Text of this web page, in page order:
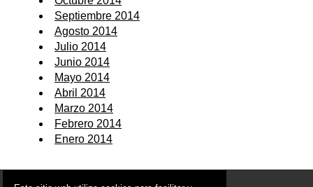
Septiembre 2014
Agosto 2014
Julio 2014
Junio 2014
Mayo 2014
Abril 2014
Marzo 2014
Febrero 2014
Enero 2014